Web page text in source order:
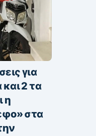
για
2 τα
η
στα